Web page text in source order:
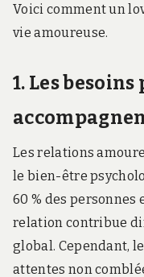
Voici comment un
vie amoureuse.
1. Les
Les relations
le bien-être
60 % des
relation contribue
global. Cependant,
attentes non